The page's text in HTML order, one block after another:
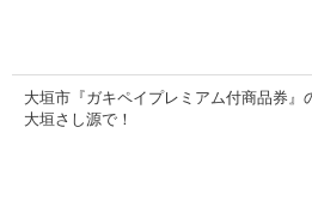
大垣市『ガキペイプレミアム付商品券』
大垣さし源で！